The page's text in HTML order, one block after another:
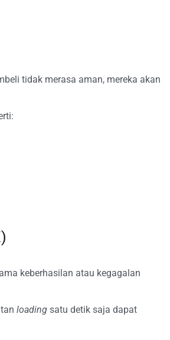
tidak merasa aman, mereka akan
keberhasilan atau kegagalan
loading satu detik saja dapat